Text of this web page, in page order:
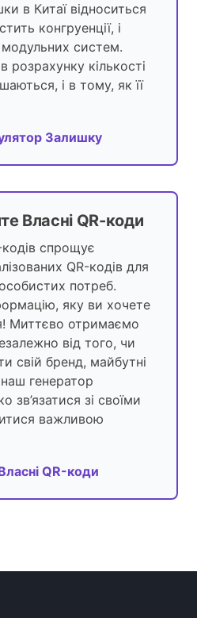
в Китаї відноситься
конгруенції, і
систем.
розрахунку кількості
і в тому, як її
Залишку
Власні QR-коди
спрощує
QR-кодів для
потреб.
яку ви хочете
Миттєво отримаємо
від того, чи
свій бренд, майбутні
генератор
зі своїми
важливою
QR-коди